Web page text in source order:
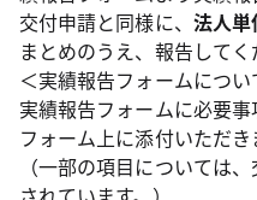
交付申請と同様に、 法人単
まとめのうえ、報告してく
＜実績報告フォームについ
実績報告フォームに必要
フォーム上に添付いただき
（一部の項目については